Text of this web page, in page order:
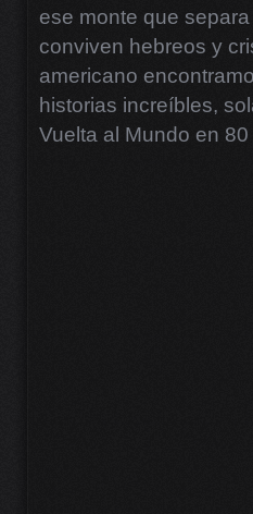
ese monte que
conviven hebreos y
americano
historias increíbles,
Vuelta al Mundo en